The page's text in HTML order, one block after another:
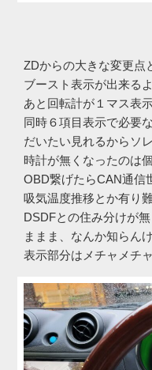
ZDからの大きな変更点
ブースト表示が出来る
あと回転計が１マス表
同時６項目表示で必要
だいたい見れるからソ
時計が無くなったのは
OBD繋げたらCAN通信
吸気温度推移とか有り
DSDFとの住み分けが
ままま、なんか知らん
表示部分はメチャメチ